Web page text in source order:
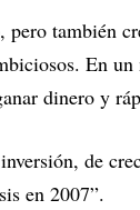
también
En
dinero y
de
en 2007”.